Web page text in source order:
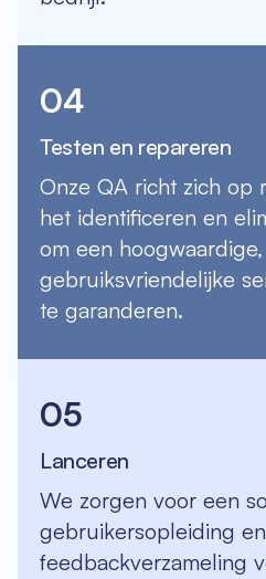
04
Testen en repareren
Onze QA richt zich op
het identificeren en
om een hoogwaardige,
gebruiksvriendelijke
te garanderen.
05
Lanceren
We zorgen voor een
gebruikersopleiding en
feedbackverzameling